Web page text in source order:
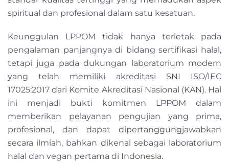
spiritual dan profesional dalam satu kesatuan.
Keunggulan LPPOM tidak hanya terletak pada
pengalaman panjangnya di bidang sertifikasi halal,
tetapi juga pada dukungan laboratorium modern
yang telah memiliki akreditasi SNI ISO/IEC
17025:2017 dari Komite Akreditasi Nasional (KAN). Hal
ini menjadi bukti komitmen LPPOM dalam
memberikan pelayanan pengujian yang prima,
profesional, dan dapat dipertanggungjawabkan
secara ilmiah, bahkan dikenal sebagai laboratorium
halal dan vegan pertama di Indonesia.